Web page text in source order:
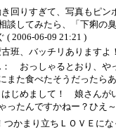
回りすぎて、写真もピン
談してみたら、「下痢の
( 2006-06-09 21:21 )
班、バッチリありますよ
： おっしゃるとおり、や
た食べたそうだったら
じめまして！ 娘さんが
ったんですかねー？ひえ
つかまり立ちＬＯＶＥに